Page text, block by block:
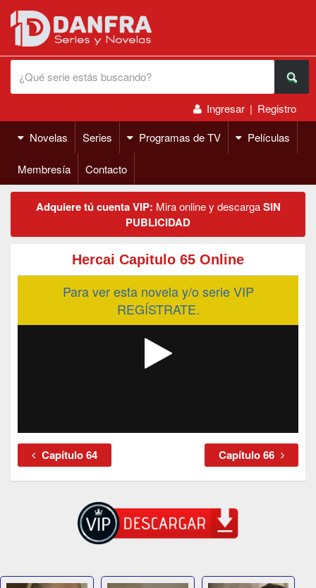
Ingresar | Registro
Novelas
Series Programas de TV Películas
Membresía Contacto
Adquiere tú cuenta VIP: Mira online y descargaSIN
PUBLICIDAD
Hercai Capitulo 65 Online
Para ver esta novela y/o serie VIP
REGÍSTRATE.
Capítulo 64 Capítulo 66